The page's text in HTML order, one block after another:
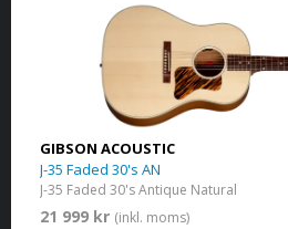
GIBSON ACOUSTIC
J-35 Faded 30's AN
J-35 Faded 30's Antique Natural
21 999 kr (inkl. moms)